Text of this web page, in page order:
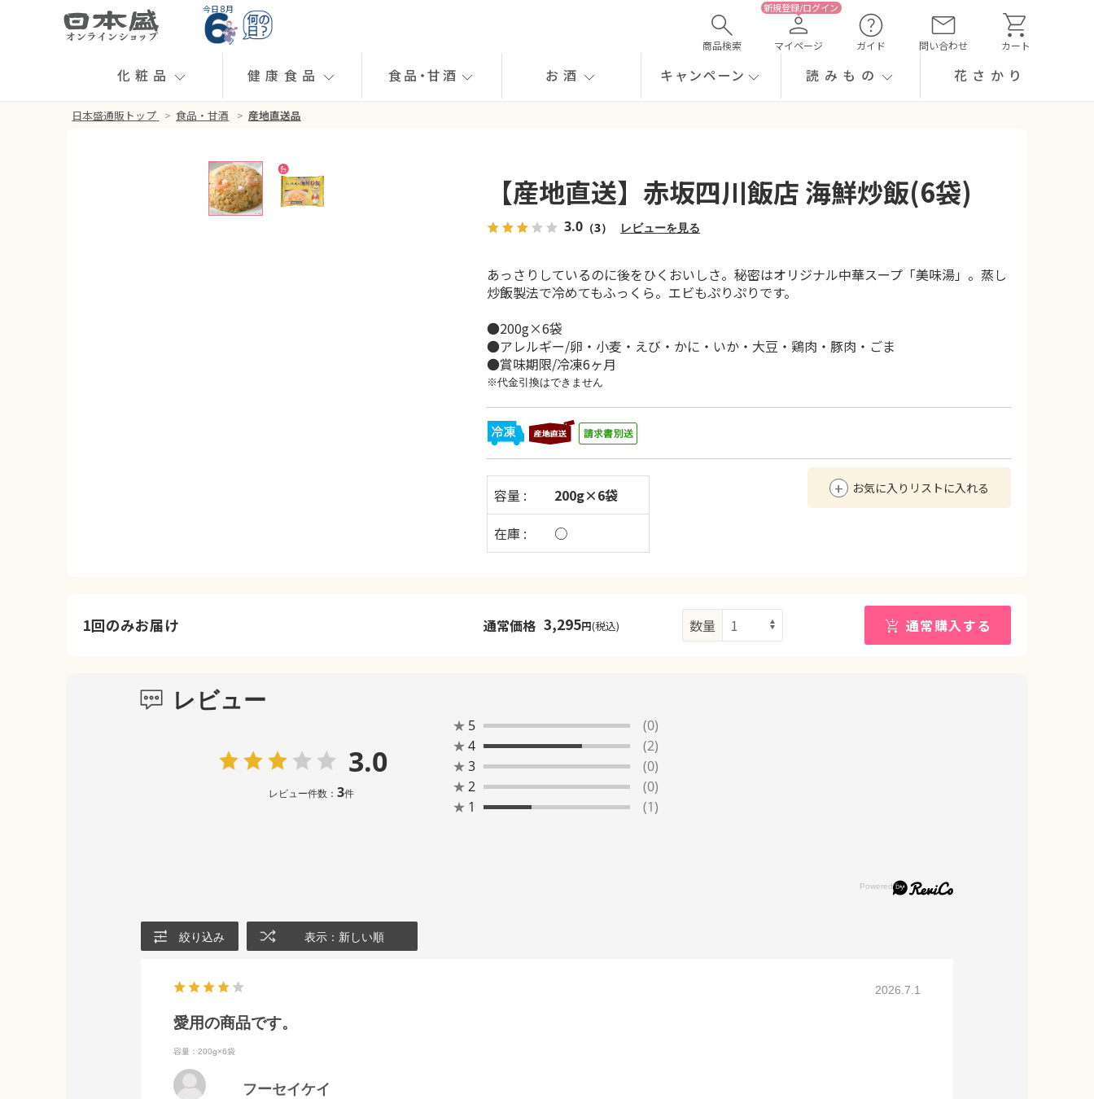
今日 8月
商品検索 マイページ ガイド 問い合わせ カート
化粧品 健康食品 食品・甘酒 お酒 キャンペーン 読みもの 花さかり
日本盛通販トップ > 食品・甘酒 > 産地直送品
【産地直送】赤坂四川飯店 海鮮炒飯(6袋)
3.0 （3） レビューを見る
あっさりしているのに後をひくおいしさ。秘密はオリジナル中華スープ「美味湯」。蒸し
炒飯製法で冷めてもふっくら。エビもぷりぷりです。
●200g×6袋
●アレルギー/卵・小麦・えび・かに・いか・大豆・鶏肉・豚肉・ごま
●賞味期限/冷凍6ヶ月
※代金引換はできません
容量 :
200g×6袋
在庫 :
○
お気に入りリストに入れる
1回のみお届け 通常価格 3,295円(税込) 数量 通常購入する
レビュー
3.0
レビュー件数： 3件
★ 5
(0)
★4
(2)
★3
(0)
★2
(0)
★ 1 (1)
絞り込み 表示：新しい順
2026.7.1
愛用の商品です。
容量：200g×6袋
フーセイケイ